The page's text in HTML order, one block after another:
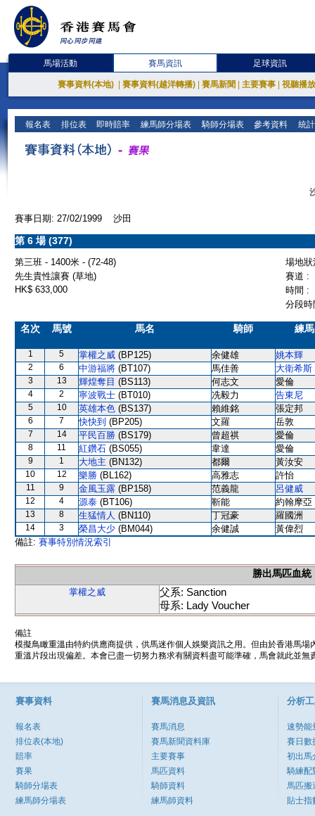
馬場活動 賽馬資訊 足球資訊
賽事資料(本地) 賽事資料(越洋轉播) 賽馬新聞 主要賽事 視聽播
報名表 排位表 即時賠率 練馬師分場表 騎師分場表 參考資料 統
賽事日期: 27/02/1999 沙田
第 6 場 (377)
第三班 - 1400米 - (72-48)
場地
先生貴性讓賽 (草地)
賽道 :
HK$ 633,000
時間 :
分段
名次 馬號 馬名 騎師 練
1 5 掌權之威 (BP125) 余健雄 姚本輝
2 6 中游福將 (BT107) 馬佳善 大衛希斯
3 13 輝煌奪目 (BS113) 何志文 愛倫
4 2 寧波戰士 (BT010) 冼毅力 告東尼
5 10 英雄本色 (BS137) 賴維銘 張定邦
6 7 快快到 (BP205) 文羅 岳敦
7 14 平民百勝 (BS179) 曾超祺 愛倫
8 11 紅鑽石 (BS055) 韋達 愛倫
9 1 大地主 (BN132) 都爾 黃汝安
10 12 樂勝 (BL162) 高雅志 許怡
11 9 金風玉露 (BP158) 范義龍 呂健威
12 4 源泰 (BT106) 靳能 約翰摩亞
13 8 生猛情人 (BN110) 丁冠豪 羅國洲
14 3 榮昌大少 (BM044) 余健誠
黃偉烈
備註: 賽事特別情況索引
勝出馬匹血統
掌權之威
父系: Sanction
母系: Lady Voucher
備註
模擬鳥瞰重溫由特約供應商提供，供馬迷作個人娛樂資訊之用。但由於香港馬
重溫片段出現偏差。本會已盡一切努力務求有關資料盡可能準確，馬會就此並
賽事資料
報名表
排位表(本地)
賠率
賽果
騎師分場表
練馬師分場表
賽馬消息及資訊
賽馬消息
賽馬新聞資料庫
主要賽事
馬匹資料
騎師資料
練馬師資料
分析
速勢能
賽日數
初出馬
騎練配
馬匹搬
貼士指